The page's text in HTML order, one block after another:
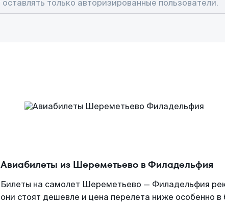
Авиабилеты из Шереметьево в Филадельфия
Билеты на самолет Шереметьево — Филадельфия
они стоят дешевле и цена перелета ниже особенно